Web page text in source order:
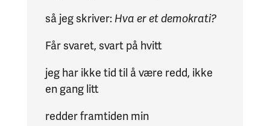
så jeg skriver: Hva er et demokrati?
Får svaret, svart på hvitt
jeg har ikke tid til å være redd, ikke
en gang litt
redder framtiden min